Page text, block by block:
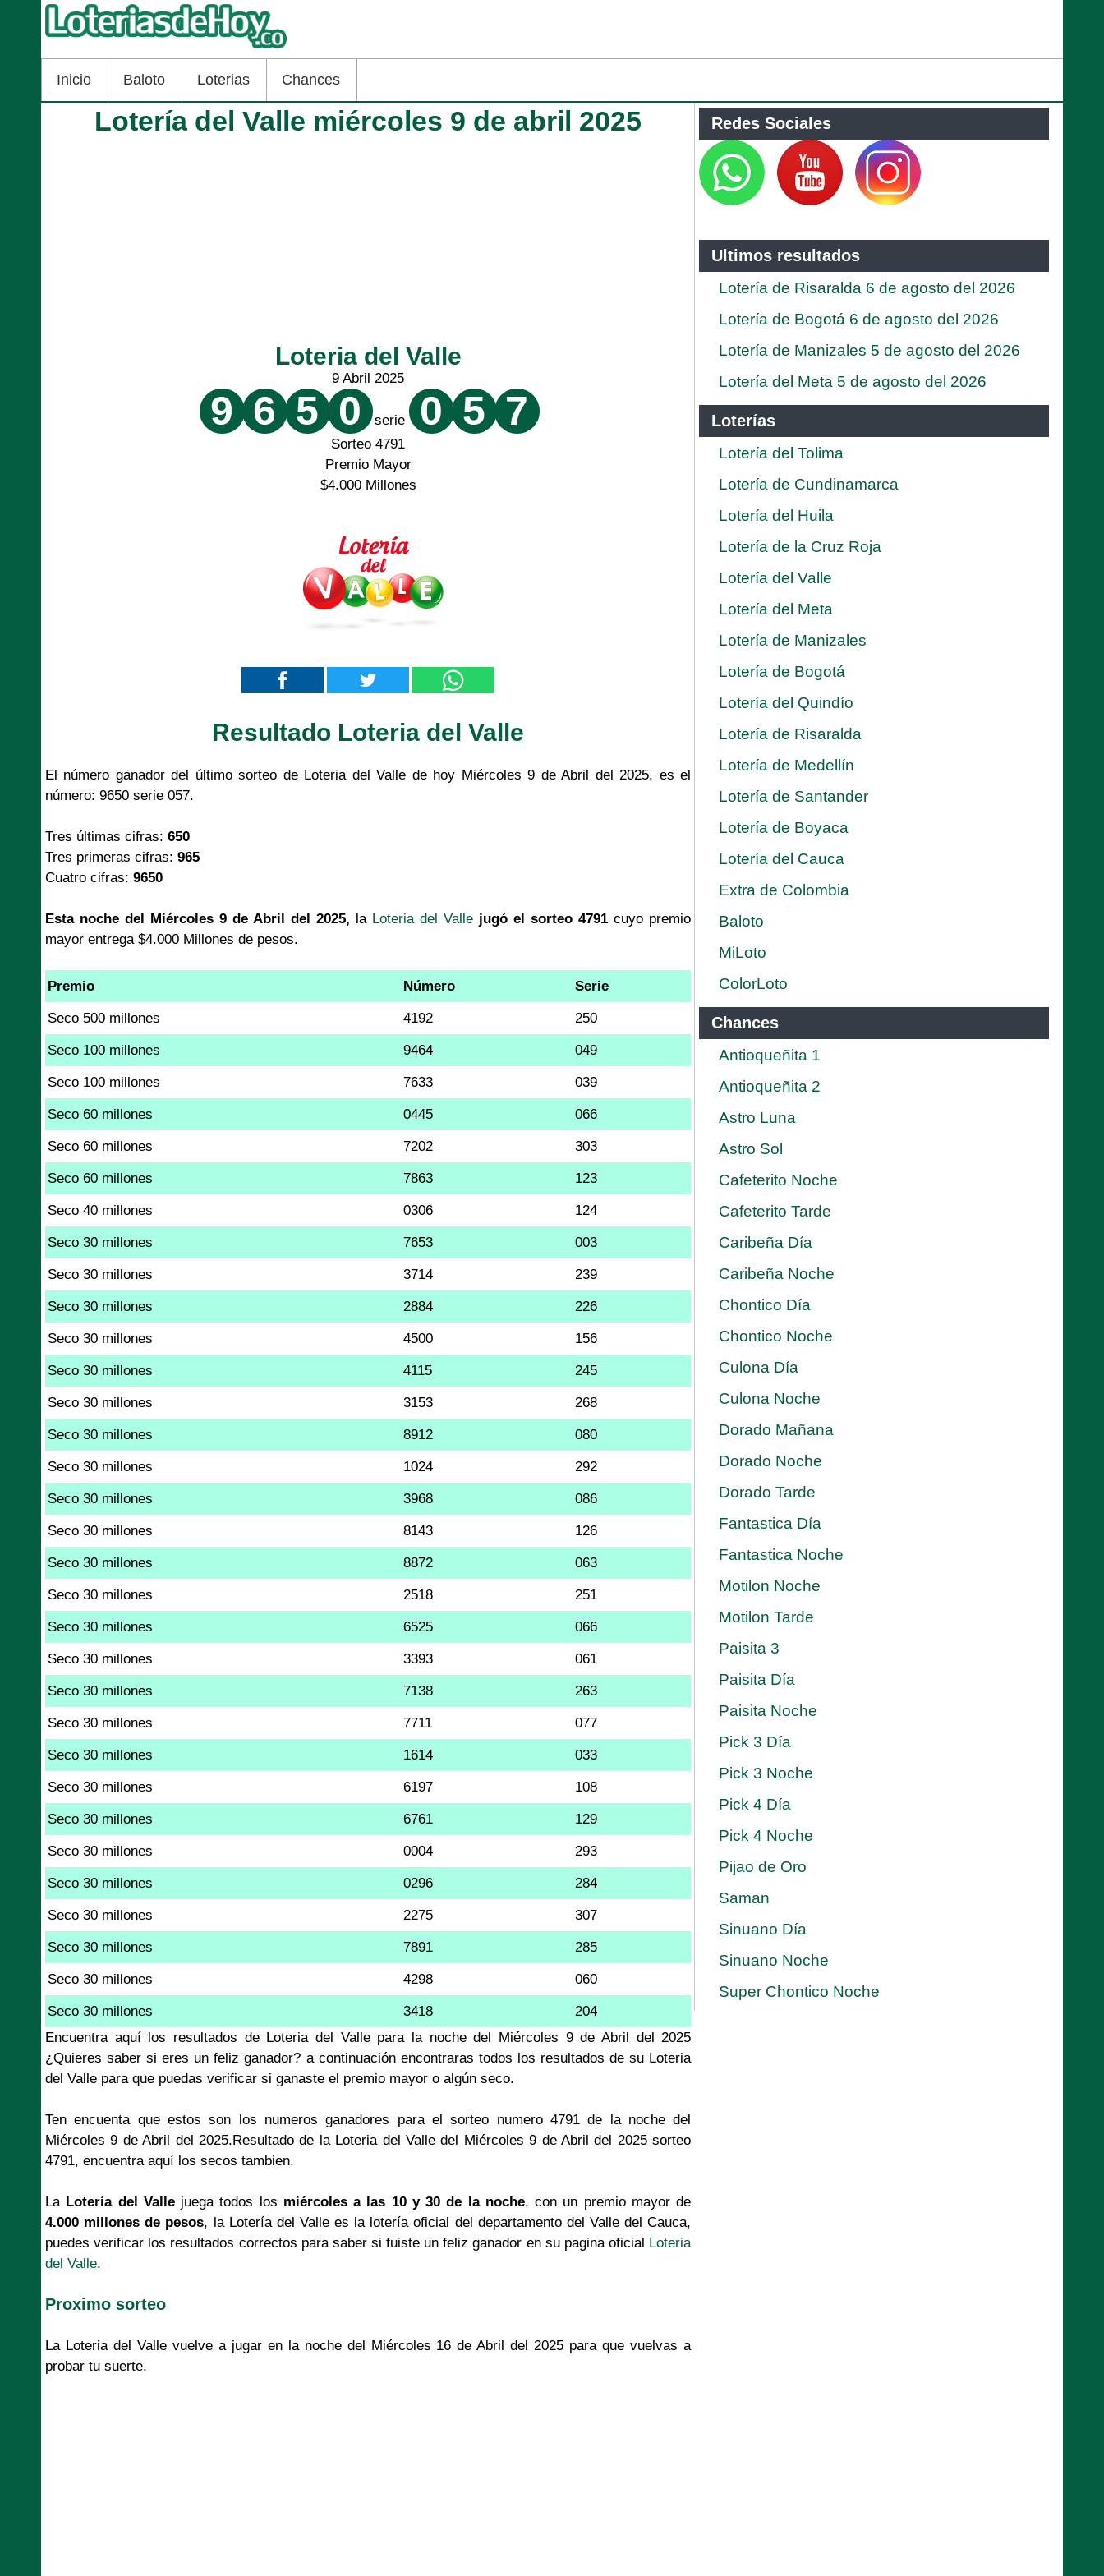
Inicio Baloto Loterias Chances
Lotería del Valle miércoles 9 de abril 2025
Loteria del Valle
9 Abril 2025
9 6 5 0 serie 0 5 7
Sorteo 4791
Premio Mayor
$4.000 Millones
Resultado Loteria del Valle
El número ganador del último sorteo de Loteria del Valle de hoy Miércoles 9 de Abril del 2025, es el
número: 9650 serie 057.
Tres últimas cifras: 650
Tres primeras cifras: 965
Cuatro cifras: 9650
Esta noche del Miércoles 9 de Abril del 2025, la Loteria del Valle jugó el sorteo 4791 cuyo premio
mayor entrega $4.000 Millones de pesos.
Premio Número Serie
Seco 500 millones 4192 250
Seco 100 millones 9464 049
Seco 100 millones 7633 039
Seco 60 millones 0445 066
Seco 60 millones 7202 303
Seco 60 millones 7863 123
Seco 40 millones 0306 124
Seco 30 millones 7653 003
Seco 30 millones 3714 239
Seco 30 millones 2884 226
Seco 30 millones 4500 156
Seco 30 millones 4115 245
Seco 30 millones 3153 268
Seco 30 millones 8912 080
Seco 30 millones 1024 292
Seco 30 millones 3968 086
Seco 30 millones 8143 126
Seco 30 millones 8872 063
Seco 30 millones 2518 251
Seco 30 millones 6525 066
Seco 30 millones 3393 061
Seco 30 millones 7138 263
Seco 30 millones 7711 077
Seco 30 millones 1614 033
Seco 30 millones 6197 108
Seco 30 millones 6761 129
Seco 30 millones 0004 293
Seco 30 millones 0296 284
Seco 30 millones 2275 307
Seco 30 millones 7891 285
Seco 30 millones 4298 060
Seco 30 millones 3418
204
Encuentra aquí los resultados de Loteria del Valle para la noche del Miércoles 9 de Abril del 2025
¿Quieres saber si eres un feliz ganador? a continuación encontraras todos los resultados de su Loteria
del Valle para que puedas verificar si ganaste el premio mayor o algún seco.
Ten encuenta que estos son los numeros ganadores para el sorteo numero 4791 de la noche del
Miércoles 9 de Abril del 2025.Resultado de la Loteria del Valle del Miércoles 9 de Abril del 2025 sorteo
4791, encuentra aquí los secos tambien.
La Lotería del Vallejuega todos los miércoles a las 10 y 30 de la noche, con un premio mayor de
4.000 millones de pesos, la Lotería del Valle es la lotería oficial del departamento del Valle del Cauca,
puedes verificar los resultados correctos para saber si fuiste un feliz ganador en su pagina oficial Loteria
del Valle.
Proximo sorteo
La Loteria del Valle vuelve a jugar en la noche del Miércoles 16 de Abril del 2025 para que vuelvas a
probar tu suerte.
Redes Sociales
Ultimos resultados
Lotería de Risaralda 6 de agosto del 2026
Lotería de Bogotá 6 de agosto del 2026
Lotería de Manizales 5 de agosto del 2026
Lotería del Meta 5 de agosto del 2026
Loterías
Lotería del Tolima
Lotería de Cundinamarca
Lotería del Huila
Lotería de la Cruz Roja
Lotería del Valle
Lotería del Meta
Lotería de Manizales
Lotería de Bogotá
Lotería del Quindío
Lotería de Risaralda
Lotería de Medellín
Lotería de Santander
Lotería de Boyaca
Lotería del Cauca
Extra de Colombia
Baloto
MiLoto
ColorLoto
Chances
Antioqueñita 1
Antioqueñita 2
Astro Luna
Astro Sol
Cafeterito Noche
Cafeterito Tarde
Caribeña Día
Caribeña Noche
Chontico Día
Chontico Noche
Culona Día
Culona Noche
Dorado Mañana
Dorado Noche
Dorado Tarde
Fantastica Día
Fantastica Noche
Motilon Noche
Motilon Tarde
Paisita 3
Paisita Día
Paisita Noche
Pick 3 Día
Pick 3 Noche
Pick 4 Día
Pick 4 Noche
Pijao de Oro
Saman
Sinuano Día
Sinuano Noche
Super Chontico Noche